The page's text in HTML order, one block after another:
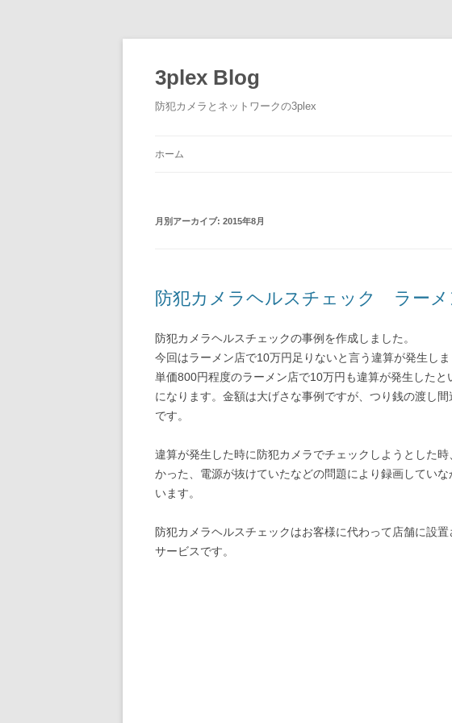
3plex Blog
防犯カメラとネットワークの3plex
ホーム
月別アーカイブ: 2015年8月
防犯カメラヘルスチェック ラーメ
防犯カメラヘルスチェックの事例を作成しました。
今回はラーメン店で10万円足りないと言う違算が発生しま
単価800円程度のラーメン店で10万円も違算が発生した
になります。金額は大げさな事例ですが、つり銭の渡し
です。
違算が発生した時に防犯カメラでチェックしようとした
かった、電源が抜けていたなどの問題により録画してい
います。
防犯カメラヘルスチェックはお客様に代わって店舗に設
サービスです。